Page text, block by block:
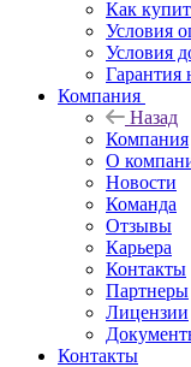
Как
Условия
Условия
Гарантия
Компания
Назад
Компания
О
Новости
Команда
Отзывы
Карьера
Контакты
Партнеры
Лицензии
Контакты